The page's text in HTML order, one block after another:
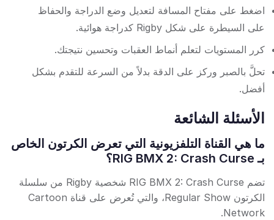
اضغط على مفتاح المسافة لتعديل وضع الدراجة والحفاظ
على السيطرة على شكل Rigby كدراجة هوائية.
كرر المستويات لتعلم أنماط العقبات وتحسين نتيجتك.
تحلَّ بالصبر وركز على الدقة بدلاً من السرعة للتقدم بشكل
أفضل.
الأسئلة الشائعة
ما هي القناة التلفزيونية التي تعرض الكرتون الخاص
بـ RIG BMX 2: Crash Curse؟
تضم RIG BMX 2: Crash Curse شخصية Rigby من سلسلة
الكرتون Regular Show، والتي تُعرض على قناة Cartoon
Network.